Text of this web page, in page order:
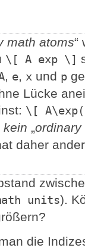
math atoms“
\[ A exp \]
, e, x und p
Lücke
\[
kein „ordinary
daher
units).
die